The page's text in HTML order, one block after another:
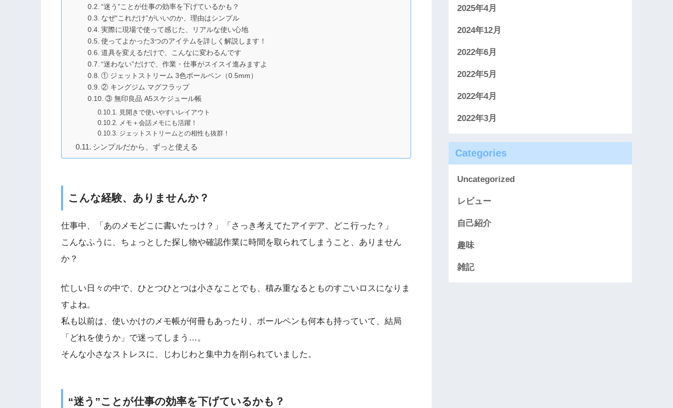
“迷う”ことが仕事の効率を下げているかも？
なぜ“これだけ”がいいのか、理由はシンプル
実際に現場で使って感じた、リアルな使い心地
使ってよかった3つのアイテムを詳しく解説します！
道具を変えるだけで、こんなに変わるんです
“迷わない”だけで、作業・仕事がスイスイ進みますよ
① ジェットストリーム 3色ボールペン（0.5mm）
② キングジム マグフラップ
③ 無印良品 A5スケジュール帳
見開きで使いやすいレイアウト
メモ＋会話メモにも活躍！
ジェットストリームとの相性も抜群！
シンプルだから、ずっと使える
こんな経験、ありませんか？
仕事中、「あのメモどこに書いたっけ？」「さっき考えてたアイデア、どこ行った？」
こんなふうに、ちょっとした探し物や確認作業に時間を取られてしまうこと、ありません
か？
忙しい日々の中で、ひとつひとつは小さなことでも、積み重なるとものすごいロスになりま
すよね。
私も以前は、使いかけのメモ帳が何冊もあったり、ボールペンも何本も持っていて、結局
「どれを使うか」で迷ってしまう…。
そんな小さなストレスに、じわじわと集中力を削られていました。
“迷う”ことが仕事の効率を下げているかも？
2025年4月
2024年12月
2022年6月
2022年5月
2022年4月
2022年3月
Categories
Uncategorized
レビュー
自己紹介
趣味
雑記